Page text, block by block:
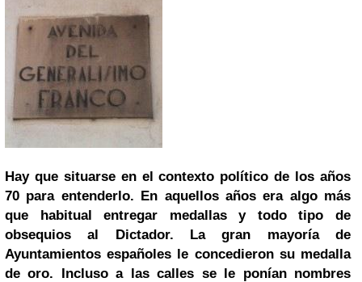
Hay que situarse en el contexto político de los años
70 para entenderlo. En aquellos años era algo más
que habitual entregar medallas y todo tipo de
obsequios al Dictador. La gran mayoría de
Ayuntamientos españoles le concedieron su medalla
de oro. Incluso a las calles se le ponían nombres